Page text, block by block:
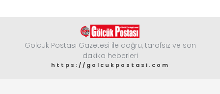
Gölcük Postası Gazetesi ile doğru, tarafsız ve son
dakika heberleri
https://golcukpostasi.com